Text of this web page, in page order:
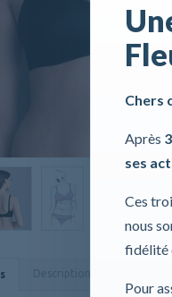
Chers
Après
ses
Ces
nous
fidélité
Pour